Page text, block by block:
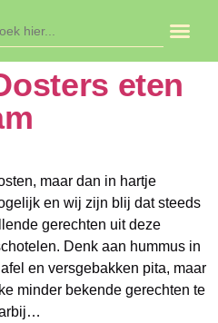
eten
maar dan in hartje
en wij zijn blij dat steeds
gerechten uit deze
Denk aan hummus in
en versgebakken pita, maar
minder bekende gerechten te